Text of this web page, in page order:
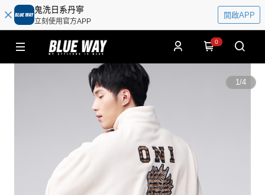
鬼洗日系丹寧
立刻使用官方APP
開啟APP
0
1/4